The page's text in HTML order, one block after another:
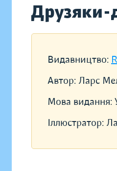
Друзяки-
Видавництво:
Автор: Ларс
Мова видання:
Іллюстратор: